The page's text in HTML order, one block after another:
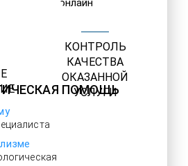
ПОМОЩЬ
КОНТРОЛЬ
КАЧЕСТВА
ОКАЗАННОЙ
УСЛУГИ